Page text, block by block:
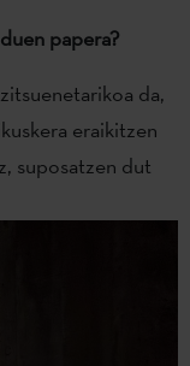
papera?
da,
eraikitzen
suposatzen dut